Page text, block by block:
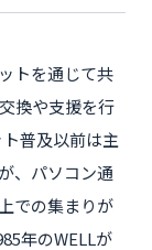
トを通じて共
換や支援を行
普及以前は主
、パソコン通
での集まりが
年のWELLが